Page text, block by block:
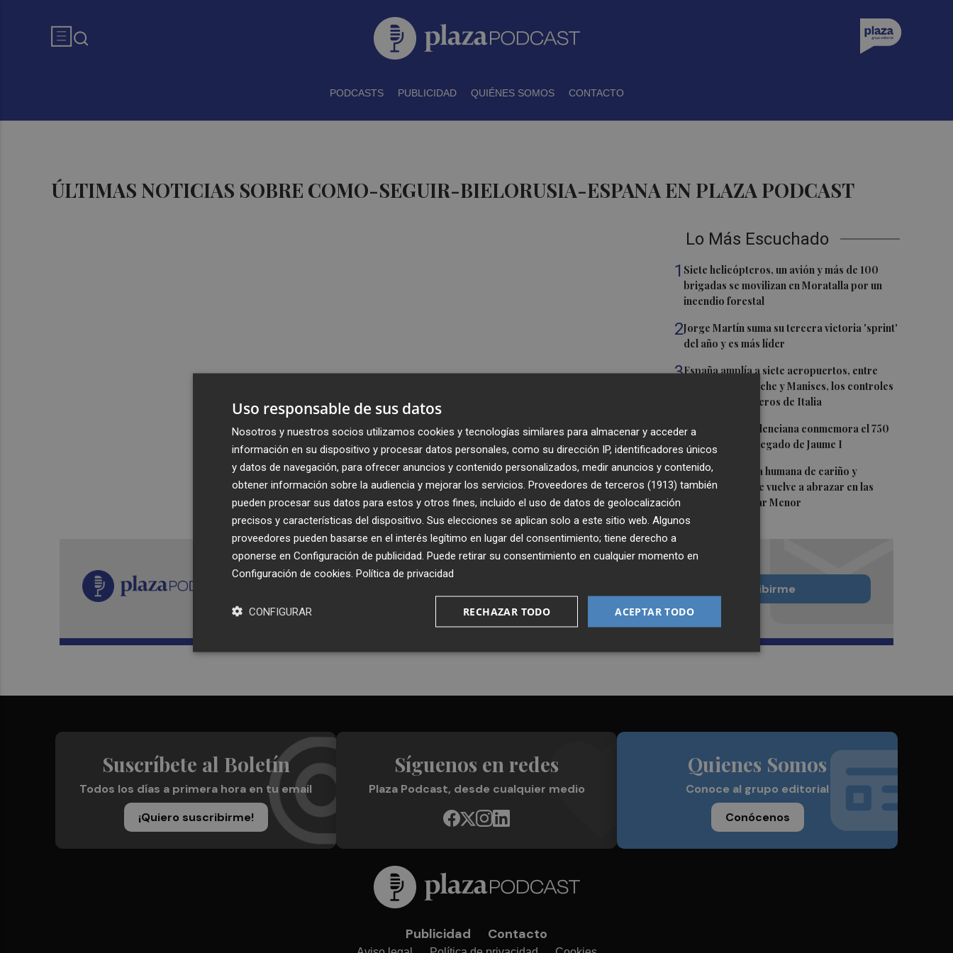
PODCASTS PUBLICIDAD QUIÉNES SOMOS CONTACTO
ÚLTIMAS NOTICIAS SOBRE COMO-SEGUIR-BIELORUSIA-ESPANA EN PLAZA PODCAST
Lo Más Escuchado
1 Siete helicópteros, un avión y más de 100
brigadas se movilizan en Moratalla por un
incendio forestal
2Jorge Martín suma su tercera victoria 'sprint'
del año y es más líder
3España amplía a siete aeropuertos, entre
ellos Alicante-Elche y Manises, los controles
aleatorios a viajeros de Italia
4La Biblioteca Valenciana conmemora el 750
aniversario del legado de Jaume I
5Una gran cadena humana de cariño y
reivindicación se vuelve a abrazar en las
playas por el Mar Menor
Recibe toda la actualidad de
Plaza Podcast en tu correo
Quiero suscribirme
Suscríbete al Boletín
Todos los días a primera hora en tu email
¡Quiero suscribirme!
Síguenos en redes
Plaza Podcast, desde cualquier medio
Quienes Somos
Conoce al grupo editorial
Conócenos
Publicidad Contacto
Uso responsable de sus datos
Nosotros y nuestros socios utilizamos cookies y tecnologías similares para almacenar y acceder a
información en su dispositivo y procesar datos personales, como su dirección IP, identificadores únicos
y datos de navegación, para ofrecer anuncios y contenido personalizados, medir anuncios y contenido,
obtener información sobre la audiencia y mejorar los servicios. Proveedores de terceros (1913) también
pueden procesar sus datos para estos y otros fines, incluido el uso de datos de geolocalización
precisos y características del dispositivo. Sus elecciones se aplican solo a este sitio web. Algunos
proveedores pueden basarse en el interés legítimo en lugar del consentimiento; tiene derecho a
oponerse en Configuración de publicidad . Puede retirar su consentimiento en cualquier momento en
Configuración de cookies Política de privacidad
ACEPTAR TODO
RECHAZAR TODO
CONFIGURAR